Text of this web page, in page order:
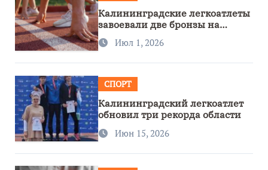
Калининградские легкоатлеты
завоевали две бронзы на
первенстве России
Июл 1, 2026
СПОРТ
Калининградский легкоатлет
обновил три рекорда области
Июн 15, 2026